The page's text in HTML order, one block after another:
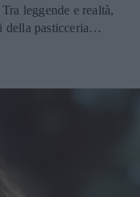
leggende e realtà,
della pasticceria